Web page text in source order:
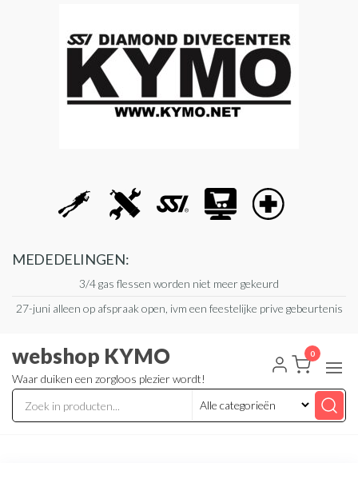
MEDEDELINGEN:
3/4 gas flessen worden niet meer gekeurd
27-juni alleen op afspraak open, ivm een feestelijke prive gebeurtenis
webshop KYMO
Waar duiken een zorgloos plezier wordt!
0